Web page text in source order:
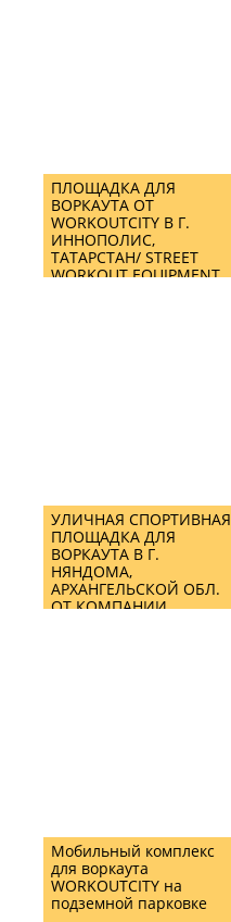
ПЛОЩАДКА ДЛЯ
ВОРКАУТА ОТ
WORKOUTCITY В Г.
ИННОПОЛИС,
ТАТАРСТАН/ STREET
WORKOUT EQUIPMENT
УЛИЧНАЯ СПОРТИВНАЯ
ПЛОЩАДКА ДЛЯ
ВОРКАУТА В Г.
НЯНДОМА,
АРХАНГЕЛЬСКОЙ ОБЛ.
ОТ КОМПАНИИ
Мобильный комплекс
для воркаута
WORKOUTCITY на
подземной парковке